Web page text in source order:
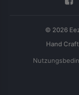
© 2026